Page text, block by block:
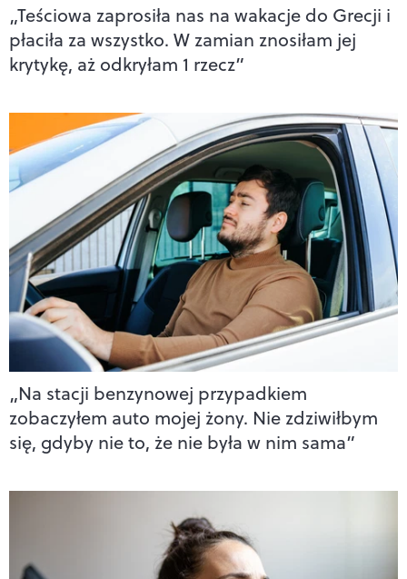
„Teściowa zaprosiła nas na wakacje do Grecji i
płaciła za wszystko. W zamian znosiłam jej
krytykę, aż odkryłam 1 rzecz”
„Na stacji benzynowej przypadkiem
zobaczyłem auto mojej żony. Nie zdziwiłbym
się, gdyby nie to, że nie była w nim sama”